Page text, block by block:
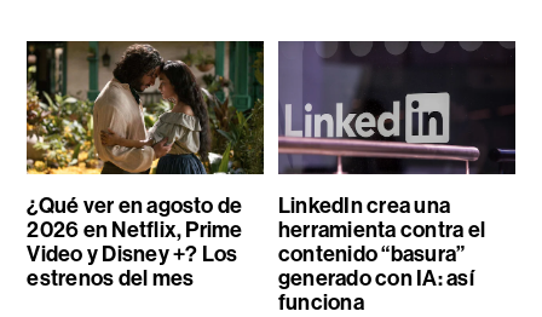
¿Qué ver en agosto de
2026 en Netflix, Prime
Video y Disney +? Los
estrenos del mes
LinkedIn crea una
herramienta contra el
contenido “basura”
generado con IA: así
funciona